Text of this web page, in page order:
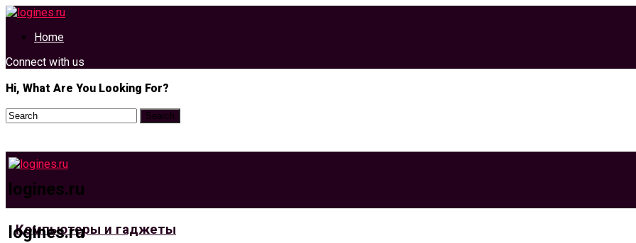
Home
Connect with us
Hi, What Are You Looking For?
logines.ru
logines.ru
Компьютеры и гаджеты